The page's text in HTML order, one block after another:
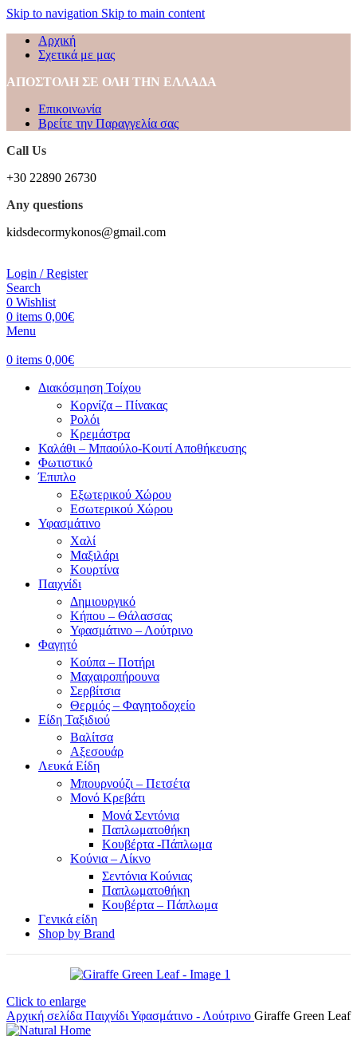
Skip to navigation Skip to main content
Αρχική
Σχετικά με μας
ΑΠΟΣΤΟΛΗ ΣΕ ΟΛΗ ΤΗΝ ΕΛΛΑΔΑ
Επικοινωνία
Βρείτε την Παραγγελία σας
Call Us
+30 22890 26730
Any questions
kidsdecormykonos@gmail.com
Login / Register
Search
0 Wishlist
0 items 0,00€
Menu
0 items 0,00€
Διακόσμηση Τοίχου
Κορνίζα – Πίνακας
Ρολόι
Κρεμάστρα
Καλάθι – Μπαούλο-Κουτί Αποθήκευσης
Φωτιστικό
Έπιπλο
Εξωτερικού Χώρου
Εσωτερικού Χώρου
Υφασμάτινο
Χαλί
Μαξιλάρι
Κουρτίνα
Παιχνίδι
Δημιουργικό
Κήπου – Θάλασσας
Υφασμάτινο – Λούτρινο
Φαγητό
Κούπα – Ποτήρι
Μαχαιροπήρουνα
Σερβίτσια
Θερμός – Φαγητοδοχείο
Είδη Ταξιδιού
Βαλίτσα
Αξεσουάρ
Λευκά Είδη
Μπουρνούζι – Πετσέτα
Μονό Κρεβάτι
Μονά Σεντόνια
Παπλωματοθήκη
Κουβέρτα -Πάπλωμα
Κούνια – Λίκνο
Σεντόνια Κούνιας
Παπλωματοθήκη
Κουβέρτα – Πάπλωμα
Γενικά είδη
Shop by Brand
Click to enlarge
Αρχική σελίδα Παιχνίδι Υφασμάτινο - Λούτρινο Giraffe Green Leaf